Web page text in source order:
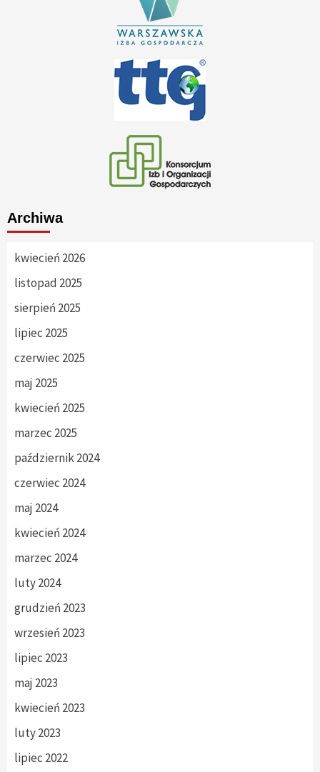
Archiwa
kwiecień 2026
listopad 2025
sierpień 2025
lipiec 2025
czerwiec 2025
maj 2025
kwiecień 2025
marzec 2025
październik 2024
czerwiec 2024
maj 2024
kwiecień 2024
marzec 2024
luty 2024
grudzień 2023
wrzesień 2023
lipiec 2023
maj 2023
kwiecień 2023
luty 2023
lipiec 2022